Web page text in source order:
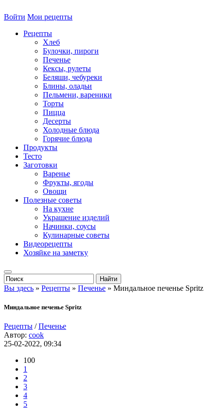
Войти Мои рецепты
Рецепты
Хлеб
Булочки, пироги
Печенье
Кексы, рулеты
Беляши, чебуреки
Блины, оладьи
Пельмени, вареники
Торты
Пицца
Десерты
Холодные блюда
Горячие блюда
Продукты
Тесто
Заготовки
Варенье
Фрукты, ягоды
Овощи
Полезные советы
На кухне
Украшение изделий
Начинки, соусы
Кулинарные советы
Видеорецепты
Хозяйке на заметку
Вы здесь » Рецепты » Печенье » Миндальное печенье Spritz
Миндальное печенье Spritz
Рецепты /Печенье
Автор: cook
25-02-2022, 09:34
100
1
2
3
4
5